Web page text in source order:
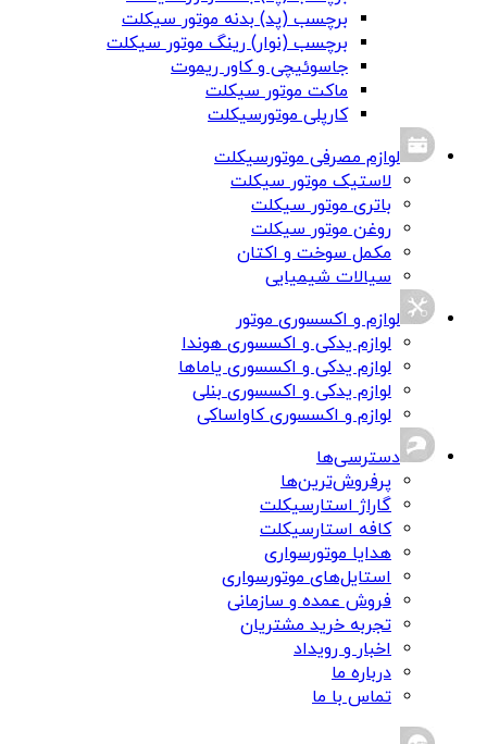
برچسب (پد) بدنه موتور سیکلت
برچسب (نوار) رینگ موتور سیکلت
جاسوئیچی و کاور ریموت
ماکت موتور سیکلت
کارپلی موتورسیکلت
لوازم مصرفی موتورسیکلت
لاستیک موتور سیکلت
باتری موتور سیکلت
روغن موتور سیکلت
مکمل سوخت و اکتان
سیالات شیمیایی
لوازم و اکسسوری موتور
لوازم یدکی و اکسسوری هوندا
لوازم یدکی و اکسسوری یاماها
لوازم یدکی و اکسسوری بنلی
لوازم و اکسسوری کاواساکی
دسترسی‌ها
پرفروش‌ترین‌ها
گاراژ استارسیکلت
کافه استارسیکلت
هدایا موتورسواری
استایل‌های موتورسواری
فروش عمده و سازمانی
تجربه خرید مشتریان
اخبار و رویداد
درباره ما
تماس با ما